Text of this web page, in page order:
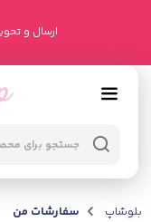
ارسال و
بلوشاپ سفارشات من